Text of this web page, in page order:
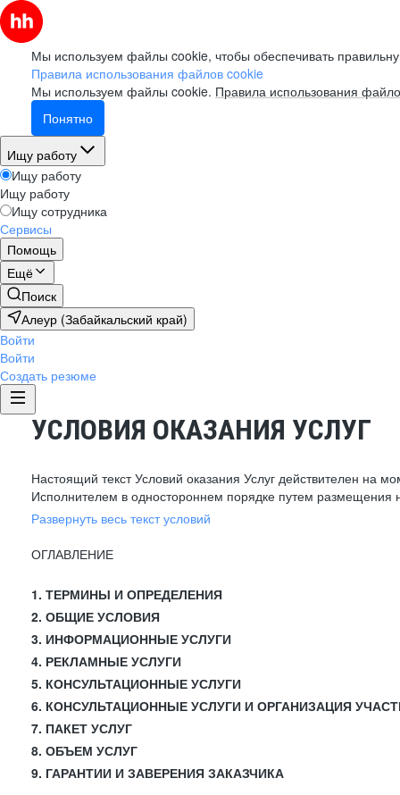
Мы используем файлы cookie, чтобы обеспечивать
Правила использования файлов cookie
Мы используем файлы cookie. Правила использования
Понятно
Ищу работу
Ищу работу
Ищу работу
Ищу сотрудника
Сервисы
Помощь
Ещё
Поиск
Алеур (Забайкальский край)
Войти
Войти
Создать резюме
УСЛОВИЯ ОКАЗАНИЯ УСЛУГ
Настоящий текст Условий оказания Услуг действителен на
Исполнителем в одностороннем порядке путем размещения
Развернуть весь текст условий
ОГЛАВЛЕНИЕ
1. ТЕРМИНЫ И ОПРЕДЕЛЕНИЯ
2. ОБЩИЕ УСЛОВИЯ
3. ИНФОРМАЦИОННЫЕ УСЛУГИ
4. РЕКЛАМНЫЕ УСЛУГИ
5. КОНСУЛЬТАЦИОННЫЕ УСЛУГИ
6. КОНСУЛЬТАЦИОННЫЕ УСЛУГИ И ОРГАНИЗАЦИЯ
7. ПАКЕТ УСЛУГ
8. ОБЪЕМ УСЛУГ
9. ГАРАНТИИ И ЗАВЕРЕНИЯ ЗАКАЗЧИКА